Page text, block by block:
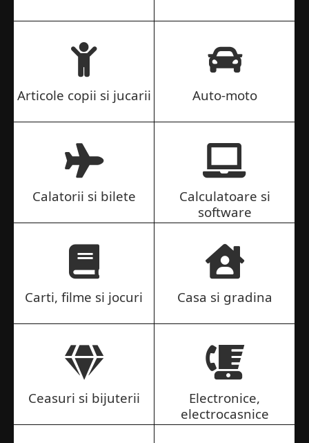
Articole copii si jucarii Auto-moto
Calatorii si bilete
Calculatoare si
software
Carti, filme si jocuri Casa si gradina
Ceasuri si bijuterii
Electronice,
electrocasnice